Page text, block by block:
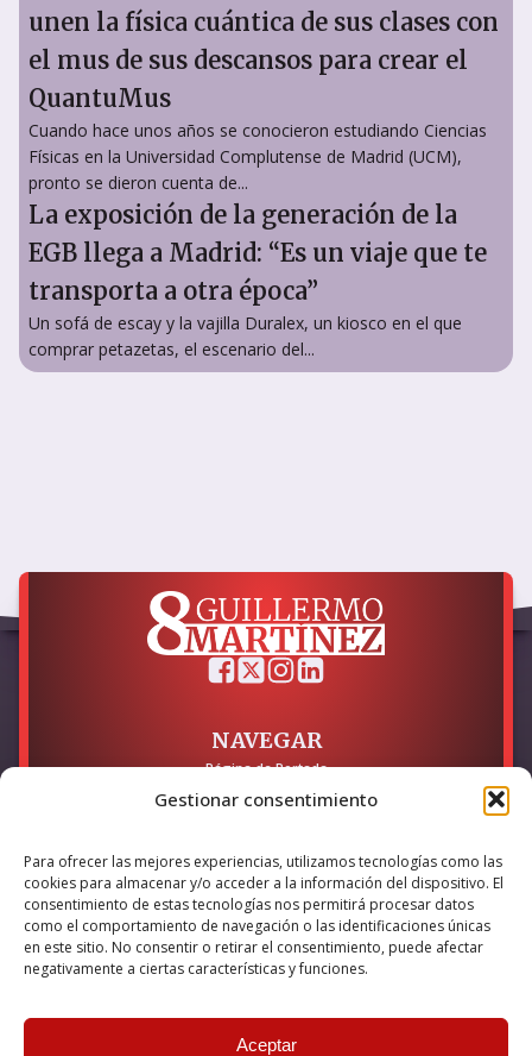
Gestionar consentimiento
Para ofrecer las mejores experiencias, utilizamos tecnologías como las
cookies para almacenar y/o acceder a la información del dispositivo. El
consentimiento de estas tecnologías nos permitirá procesar datos
como el comportamiento de navegación o las identificaciones únicas
en este sitio. No consentir o retirar el consentimiento, puede afectar
negativamente a ciertas características y funciones.
Aceptar
unen la física cuántica de sus clases con
el mus de sus descansos para crear el
QuantuMus
Cuando hace unos años se conocieron estudiando Ciencias
Físicas en la Universidad Complutense de Madrid (UCM),
pronto se dieron cuenta de...
La exposición de la generación de la
EGB llega a Madrid: “Es un viaje que te
transporta a otra época”
Un sofá de escay y la vajilla Duralex, un kiosco en el que
comprar petazetas, el escenario del...
NAVEGAR
Página de Portada
LEGAL
Política de Privacidad
Política de Cookies
Accesibilidad
Esta empresa ha sido beneficiaria del bono Kit Digital y lo ha
internet, financiado por la Unión Europea – NextGeneration EU